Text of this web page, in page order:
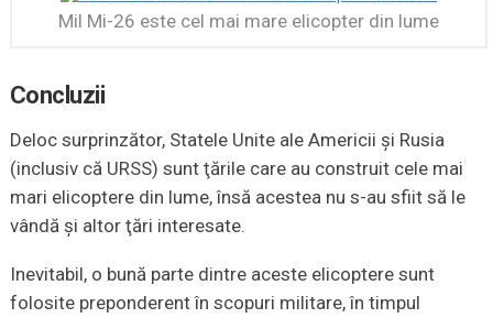
Mil Mi-26 este cel mai mare elicopter din lume
Concluzii
Deloc surprinzător, Statele Unite ale Americii şi Rusia
(inclusiv că URSS) sunt ţările care au construit cele mai
mari elicoptere din lume, însă acestea nu s-au sfiit să le
vândă şi altor ţări interesate.
Inevitabil, o bună parte dintre aceste elicoptere sunt
folosite preponderent în scopuri militare, în timpul